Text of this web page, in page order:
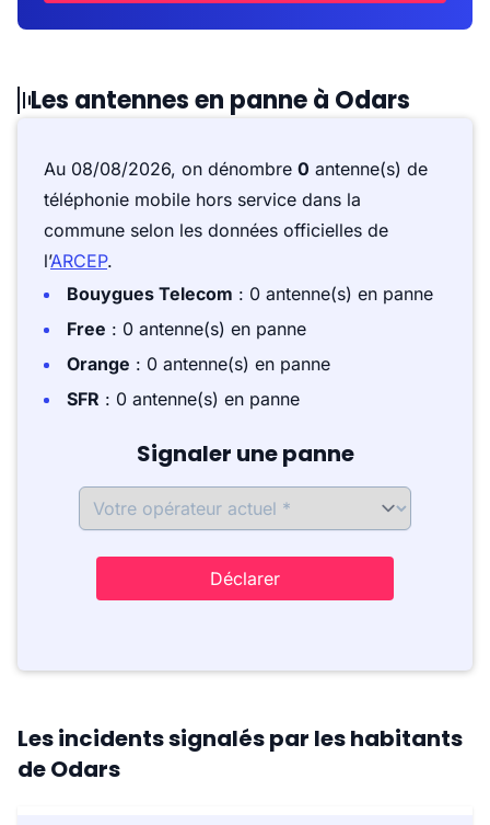
Les antennes en panne à Odars
Au 08/08/2026, on dénombre 0 antenne(s) de
téléphonie mobile hors service dans la
commune selon les données officielles de
l’ARCEP.
Bouygues Telecom : 0 antenne(s) en panne
Free : 0 antenne(s) en panne
Orange : 0 antenne(s) en panne
SFR : 0 antenne(s) en panne
Signaler une panne
Déclarer
Les incidents signalés par les habitants
de Odars